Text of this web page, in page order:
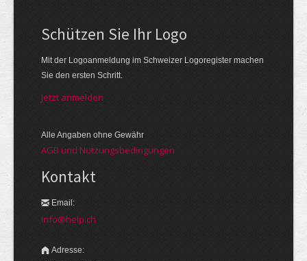
Schützen Sie Ihr Logo
Mit der Logo­an­meldung im Schweizer Logo­register machen
Sie den ersten Schritt.
Jetzt anmelden
Alle Angaben ohne Gewähr
AGB und Nutzungsbedingungen
Kontakt
Email:
info@help.ch
Adresse: